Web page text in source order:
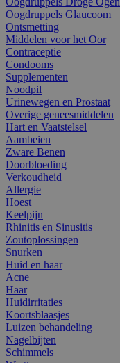
Oogdruppels Glaucoom
Ontsmetting
Middelen voor het Oor
Contraceptie
Condooms
Supplementen
Noodpil
Urinewegen en Prostaat
Overige geneesmiddelen
Hart en Vaatstelsel
Aambeien
Zware Benen
Doorbloeding
Verkoudheid
Allergie
Hoest
Keelpijn
Rhinitis en Sinusitis
Zoutoplossingen
Snurken
Huid en haar
Acne
Haar
Huidirritaties
Koortsblaasjes
Luizen behandeling
Nagelbijten
Schimmels